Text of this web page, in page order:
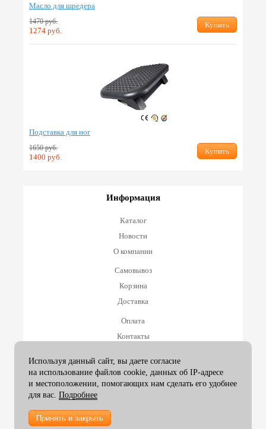
Масло для шредера
1470 руб.
1274 руб.
Купить
Подставка для ног
1650 руб.
1400 руб.
Купить
Информация
Каталог
Новости
О компании
Самовывоз
Корзина
Доставка
Оплата
Контакты
Принимаем к оплате
2007-26 ArtexGroup |
Используя данный сайт, вы даете согласие
на использование файлов cookie, данных об IP-адресе
и местоположении, помогающих нам сделать его удобнее
для вас. Подробнее
Принять и закрыть